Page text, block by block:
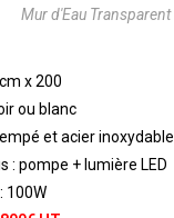
Mur d'Eau Transparent
x 200
ou blanc
et acier inoxydable
: pompe + lumière LED
100W